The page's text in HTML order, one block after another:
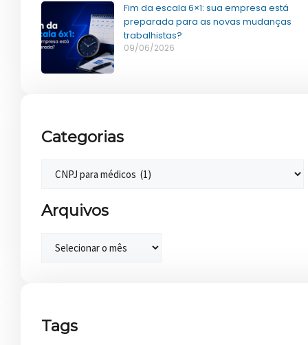
Fim da escala 6×1: sua empresa está
preparada para as novas mudanças
trabalhistas?
09/06/2026
Categorias
Arquivos
Tags